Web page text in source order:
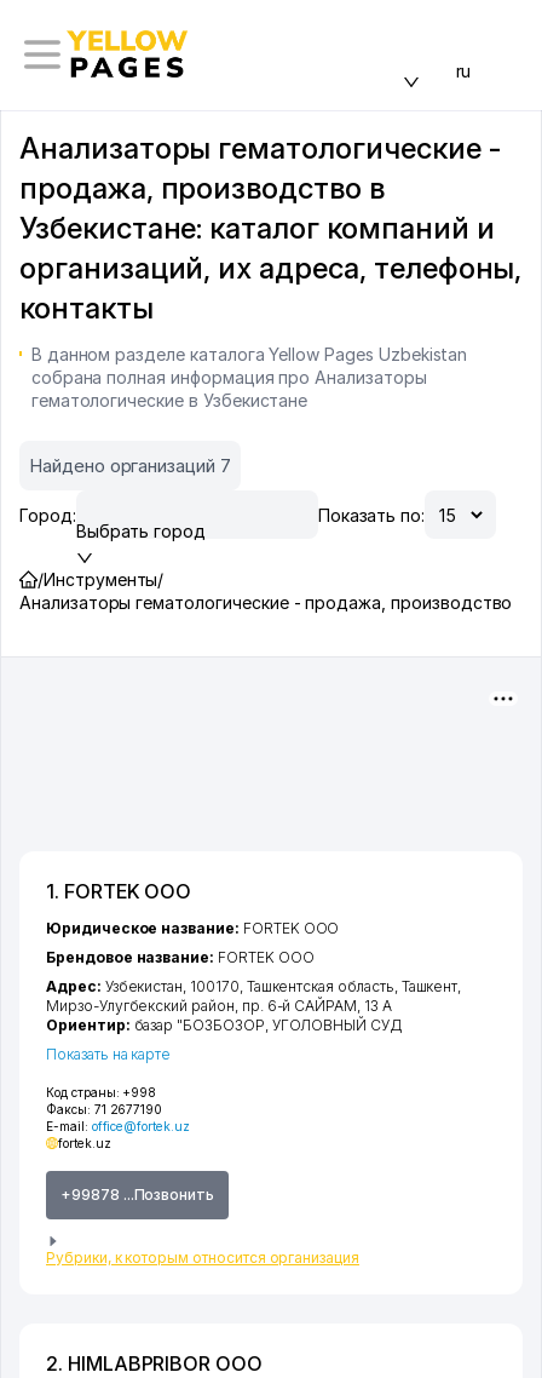
ru
Анализаторы гематологические -
продажа, производство в
Узбекистане: каталог компаний и
организаций, их адреса, телефоны,
контакты
В данном разделе каталога Yellow Pages Uzbekistan
собрана полная информация про Анализаторы
гематологические в Узбекистане
Найдено организаций 7
Город:
Выбрать город
Показать по:
/Инструменты/
Анализаторы гематологические - продажа, производство
1. FORTEK ООО
Код страны: +998
Факсы: 71 2677190
E-mail: office@fortek.uz
fortek.uz
+99878 ...Позвонить
Рубрики, к которым относится организация
Юридическое название: FORTEK ООО
Брендовое название: FORTEK ООО
Адрес: Узбекистан, 100170, Ташкентская область, Ташкент,
Мирзо-Улугбекский район, пр. 6-й САЙРАМ, 13 А
Ориентир: базар "БОЗБОЗОР, УГОЛОВНЫЙ СУД
Показать на карте
2. HIMLABPRIBOR ООО